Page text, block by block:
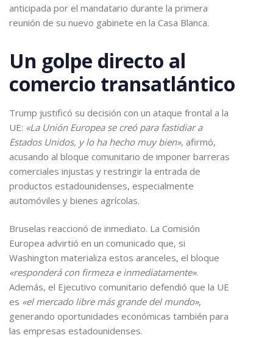
anticipada por el mandatario durante la primera
reunión de su nuevo gabinete en la Casa Blanca.
Un golpe directo al
comercio transatlántico
Trump justificó su decisión con un ataque frontal a la
UE: «La Unión Europea se creó para fastidiar a
Estados Unidos, y lo ha hecho muy bien», afirmó,
acusando al bloque comunitario de imponer barreras
comerciales injustas y restringir la entrada de
productos estadounidenses, especialmente
automóviles y bienes agrícolas.
Bruselas reaccionó de inmediato. La Comisión
Europea advirtió en un comunicado que, si
Washington materializa estos aranceles, el bloque
«responderá con firmeza e inmediatamente».
Además, el Ejecutivo comunitario defendió que la UE
es «el mercado libre más grande del mundo»,
generando oportunidades económicas también para
las empresas estadounidenses.